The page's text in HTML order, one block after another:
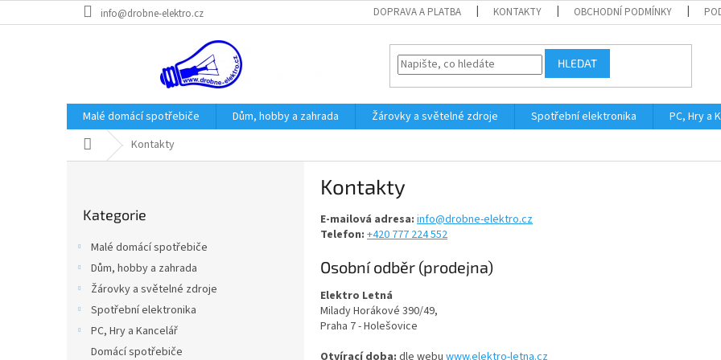
na
info@drobne-elektro.cz DOPRAVA A PLATBA KONTAKTY OBCHODNÍ PODMÍNKY
HLEDAT
Malé domácí spotřebiče Dům, hobby a zahrada Žárovky a světelné zdroje Spotřební elektronika PC, Hry a
Domů Kontakty
kategorie
Kategorie
Malé domácí spotřebiče
Dům, hobby a zahrada
Žárovky a světelné zdroje
Spotřební elektronika
PC, Hry a Kancelář
Domácí spotřebiče
Kontakty
E-mailová adresa: info@drobne-elektro.cz
Telefon: +420 777 224 552
Osobní odběr (prodejna)
Elektro Letná
Milady Horákové 390/49,
Praha 7 - Holešovice